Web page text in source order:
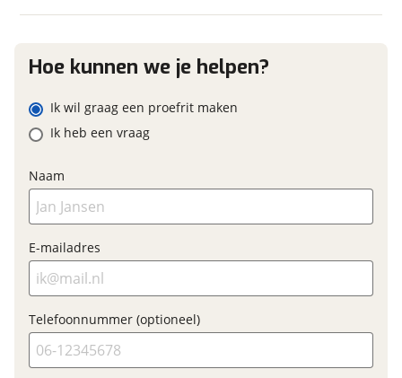
Garanties
BOVAG Garantie
Fabrieksgarantie
Hoe kunnen we je helpen?
Ik wil graag een proefrit maken
Ik heb een vraag
Naam
E-mailadres
Telefoonnummer (optioneel)